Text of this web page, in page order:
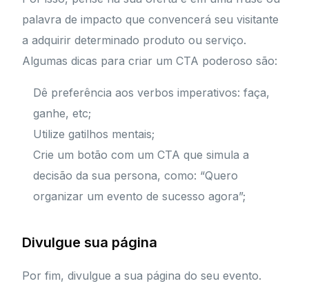
palavra de impacto que convencerá seu visitante
a adquirir determinado produto ou serviço.
Algumas dicas para criar um CTA poderoso são:
Dê preferência aos verbos imperativos: faça,
ganhe, etc;
Utilize gatilhos mentais;
Crie um botão com um CTA que simula a
decisão da sua persona, como: “Quero
organizar um evento de sucesso agora”;
Divulgue sua página
Por fim, divulgue a sua página do seu evento.